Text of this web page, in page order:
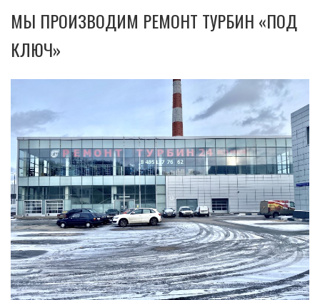
МЫ ПРОИЗВОДИМ РЕМОНТ ТУРБИН «ПОД
КЛЮЧ»